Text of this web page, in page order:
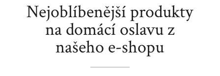
Nejoblíbenější produkty
na domácí oslavu z
našeho e-shopu